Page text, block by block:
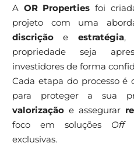
A OR Properties foi
projeto com uma
discriçãoe estratégia,
propriedade seja
investidores de forma
Cada etapa do processo é
para proteger a sua
valorizaçãoe assegurar
foco em soluções Off
exclusivas.